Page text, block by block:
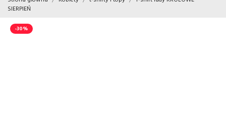
SIERPIEŃ
-30%